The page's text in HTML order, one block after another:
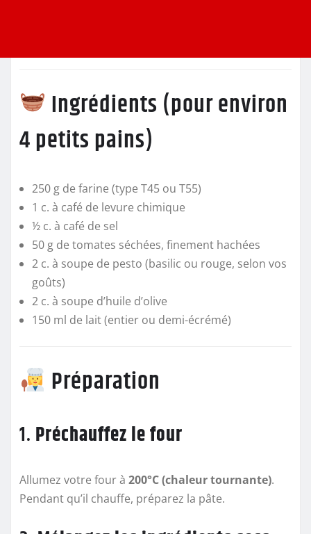
Ingrédients (pour environ
4 petits pains)
250 g de farine (type T45 ou T55)
1 c. à café de levure chimique
½ c. à café de sel
50 g de tomates séchées, finement hachées
2 c. à soupe de pesto (basilic ou rouge, selon vos
goûts)
2 c. à soupe d’huile d’olive
150 ml de lait (entier ou demi-écrémé)
Préparation
1. Préchauffez le four
Allumez votre four à 200°C (chaleur tournante).
Pendant qu’il chauffe, préparez la pâte.